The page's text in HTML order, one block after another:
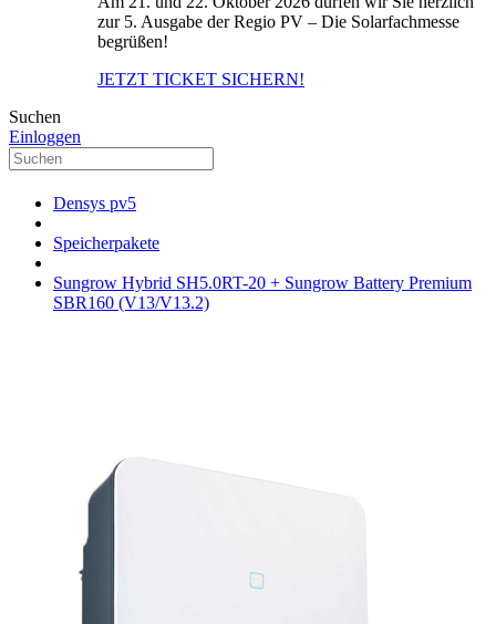
zur 5. Ausgabe der Regio PV – Die Solarfachmesse
begrüßen!
JETZT TICKET SICHERN!
Suchen
Einloggen
Densys pv5
Speicherpakete
Sungrow Hybrid SH5.0RT-20 + Sungrow Battery Premium
SBR160 (V13/V13.2)